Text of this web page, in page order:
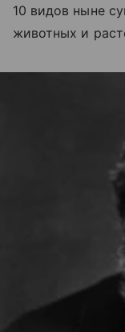
10 видов ныне
животных и